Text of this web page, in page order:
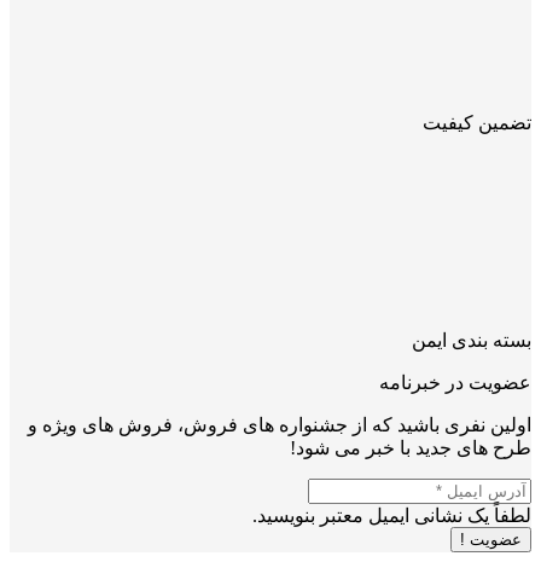
تضمین کیفیت
بسته بندی ایمن
عضویت در خبرنامه
اولین نفری باشید که از جشنواره های فروش، فروش های ویژه و
طرح های جدید با خبر می شود!
لطفاً یک نشانی ایمیل معتبر بنویسید.
عضویت !